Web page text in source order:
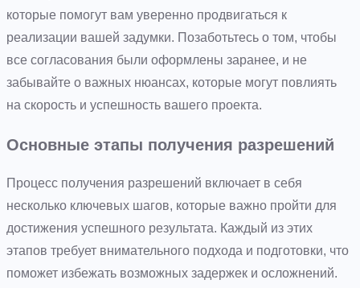
которые помогут вам уверенно продвигаться к
реализации вашей задумки. Позаботьтесь о том, чтобы
все согласования были оформлены заранее, и не
забывайте о важных нюансах, которые могут повлиять
на скорость и успешность вашего проекта.
Основные этапы получения разрешений
Процесс получения разрешений включает в себя
несколько ключевых шагов, которые важно пройти для
достижения успешного результата. Каждый из этих
этапов требует внимательного подхода и подготовки, что
поможет избежать возможных задержек и осложнений.